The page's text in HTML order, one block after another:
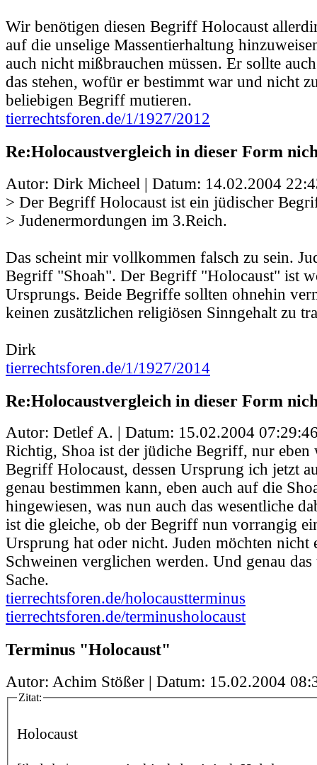
Wir benötigen diesen Begriff Holocaust
auf die unselige Massentierhaltung
auch nicht mißbrauchen müssen. Er sollte
das stehen, wofür er bestimmt war und nicht
beliebigen Begriff mutieren.
tierrechtsforen.de/1/1927/2012
Re:Holocaustvergleich in dieser Form
Autor: Dirk Micheel | Datum: 14.02.2004
> Der Begriff Holocaust ist ein jüdischer
> Judenermordungen im 3.Reich.
Das scheint mir vollkommen falsch zu sein.
Begriff "Shoah". Der Begriff "Holocaust" ist
Ursprungs. Beide Begriffe sollten ohnehin
keinen zusätzlichen religiösen Sinngehalt zu
Dirk
tierrechtsforen.de/1/1927/2014
Re:Holocaustvergleich in dieser Form
Autor: Detlef A. | Datum: 15.02.2004
Richtig, Shoa ist der jüdiche Begriff, nur eben
Begriff Holocaust, dessen Ursprung ich jetzt
genau bestimmen kann, eben auch auf die
hingewiesen, was nun auch das wesentliche
ist die gleiche, ob der Begriff nun vorrangig
Ursprung hat oder nicht. Juden möchten nicht
Schweinen verglichen werden. Und genau
Sache.
tierrechtsforen.de/holocaustterminus
tierrechtsforen.de/terminusholocaust
Terminus "Holocaust"
Autor: Achim Stößer | Datum: 15.02.2004
Zitat:
Holocaust